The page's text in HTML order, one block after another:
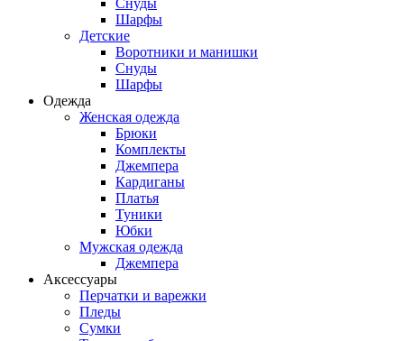
Снуды
Шарфы
Детские
Воротники и манишки
Снуды
Шарфы
Одежда
Женская одежда
Брюки
Комплекты
Джемпера
Кардиганы
Платья
Туники
Юбки
Мужская одежда
Джемпера
Аксессуары
Перчатки и варежки
Пледы
Сумки